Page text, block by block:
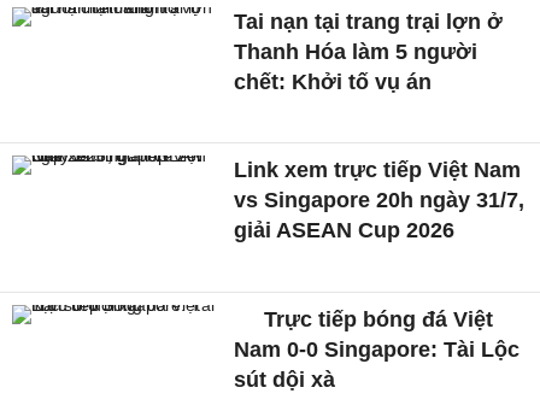
Tai nạn tại trang trại lợn ở
Thanh Hóa làm 5 người
chết: Khởi tố vụ án
Link xem trực tiếp Việt Nam
vs Singapore 20h ngày 31/7,
giải ASEAN Cup 2026
Trực tiếp bóng đá Việt
Nam 0-0 Singapore: Tài Lộc
sút dội xà